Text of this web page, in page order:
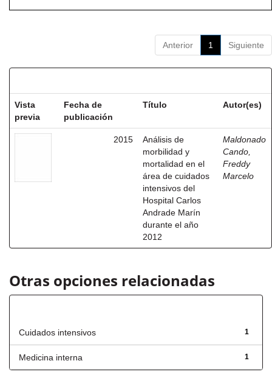
Anterior 1 Siguiente
Vista
previa
Fecha de
publicación
Título Autor(es)
2015
Análisis de
morbilidad y
mortalidad en el
área de cuidados
intensivos del
Hospital Carlos
Andrade Marín
durante el año
2012
Maldonado
Cando,
Freddy
Marcelo
Otras opciones relacionadas
1
Cuidados intensivos
1
Medicina interna